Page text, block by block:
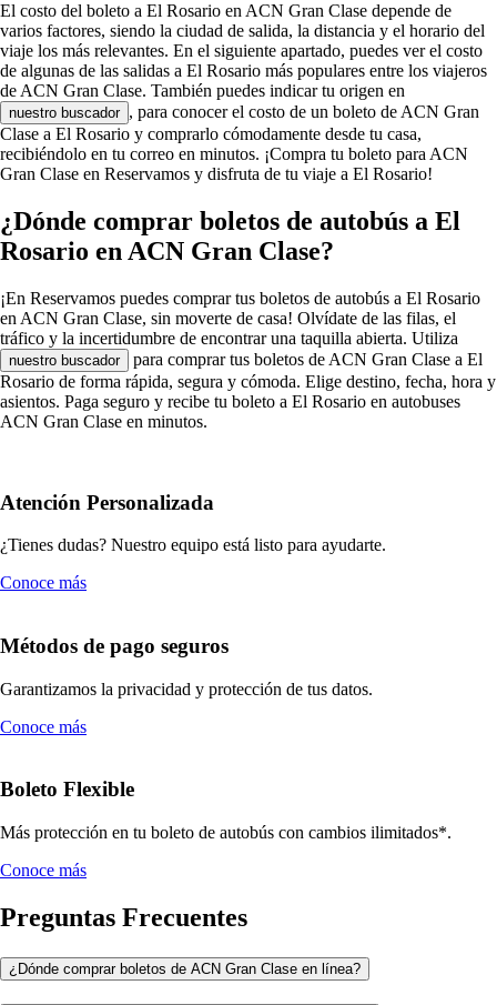
El costo del boleto a El Rosario en ACN Gran Clase depende de
varios factores, siendo la ciudad de salida, la distancia y el horario del
viaje los más relevantes. En el siguiente apartado, puedes ver el costo
de algunas de las salidas a El Rosario más populares entre los viajeros
de ACN Gran Clase. También puedes indicar tu origen en
nuestro buscador , para conocer el costo de un boleto de ACN Gran
Clase a El Rosario y comprarlo cómodamente desde tu casa,
recibiéndolo en tu correo en minutos. ¡Compra tu boleto para ACN
Gran Clase en Reservamos y disfruta de tu viaje a El Rosario!
¿Dónde comprar boletos de autobús a El
Rosario en ACN Gran Clase?
¡En Reservamos puedes comprar tus boletos de autobús a El Rosario
en ACN Gran Clase, sin moverte de casa! Olvídate de las filas, el
tráfico y la incertidumbre de encontrar una taquilla abierta. Utiliza
nuestro buscador
para comprar tus boletos de ACN Gran Clase a El
Rosario de forma rápida, segura y cómoda. Elige destino, fecha, hora y
asientos. Paga seguro y recibe tu boleto a El Rosario en autobuses
ACN Gran Clase en minutos.
Atención Personalizada
¿Tienes dudas? Nuestro equipo está listo para ayudarte.
Conoce más
Métodos de pago seguros
Garantizamos la privacidad y protección de tus datos.
Conoce más
Boleto Flexible
Más protección en tu boleto de autobús con cambios ilimitados*.
Conoce más
Preguntas Frecuentes
¿Dónde comprar boletos de ACN Gran Clase en línea?